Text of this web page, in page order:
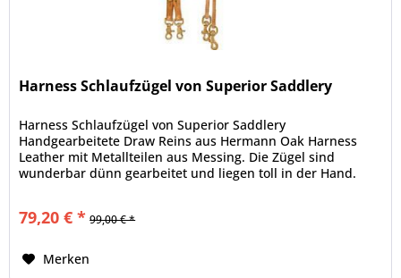
Harness Schlaufzügel von Superior Saddlery
Harness Schlaufzügel von Superior Saddlery
Handgearbeitete Draw Reins aus Hermann Oak Harness
Leather mit Metallteilen aus Messing. Die Zügel sind
wunderbar dünn gearbeitet und liegen toll in der Hand.
79,20 € * 99,00 € *
Merken